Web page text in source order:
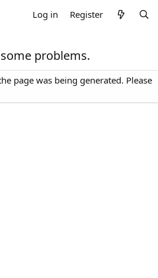
Log in Register
problems.
page was being generated. Please